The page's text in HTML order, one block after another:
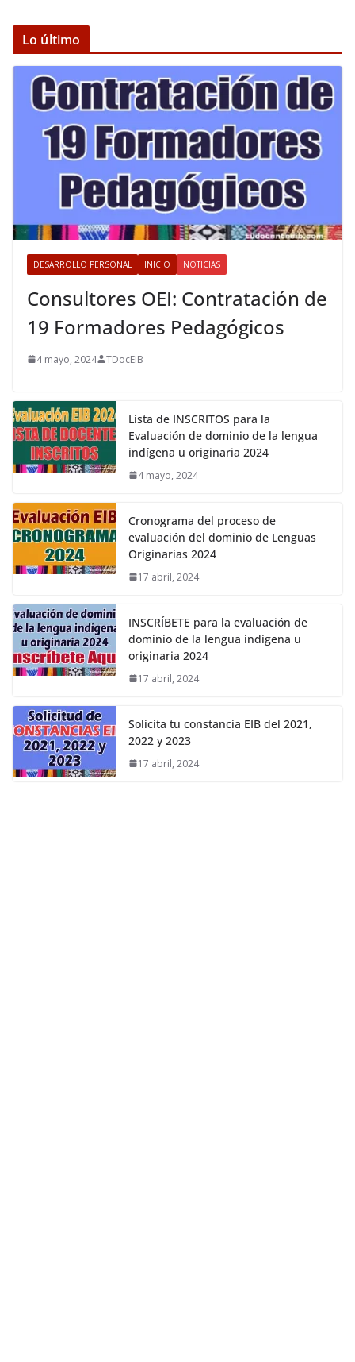
Lo último
DESARROLLO PERSONAL INICIO NOTICIAS
Consultores OEI: Contratación de
19 Formadores Pedagógicos
4 mayo, 2024 TDocEIB
Lista de INSCRITOS para la
Evaluación de dominio de la lengua
indígena u originaria 2024
4 mayo, 2024
Cronograma del proceso de
evaluación del dominio de Lenguas
Originarias 2024
17 abril, 2024
INSCRÍBETE para la evaluación de
dominio de la lengua indígena u
originaria 2024
17 abril, 2024
Solicita tu constancia EIB del 2021,
2022 y 2023
17 abril, 2024